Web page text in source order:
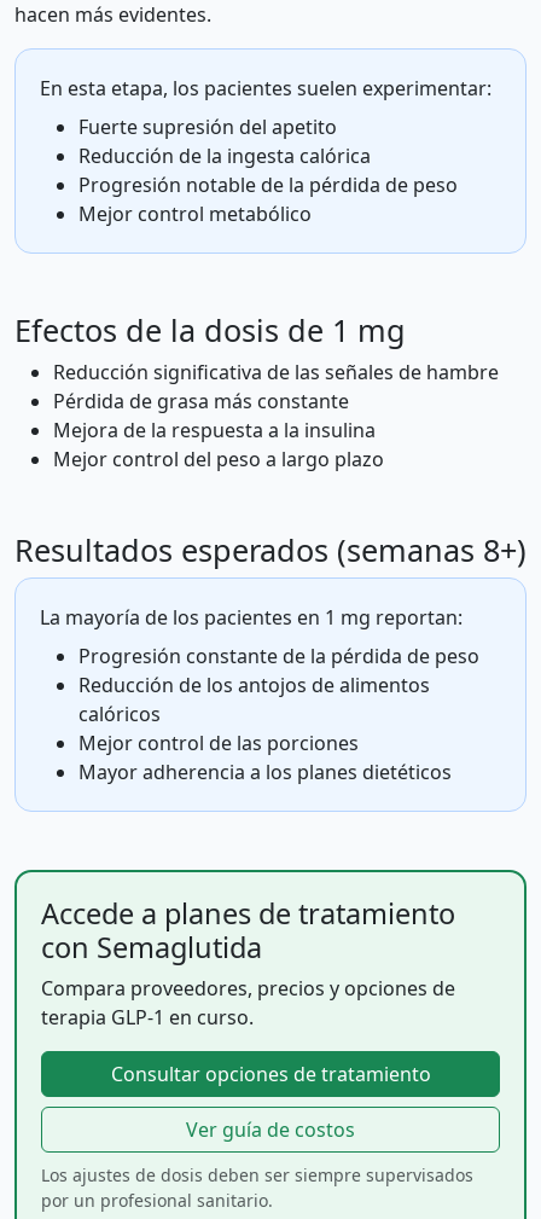
hacen más evidentes.
En esta etapa, los pacientes suelen experimentar:
Fuerte supresión del apetito
Reducción de la ingesta calórica
Progresión notable de la pérdida de peso
Mejor control metabólico
Efectos de la dosis de 1 mg
Reducción significativa de las señales de hambre
Pérdida de grasa más constante
Mejora de la respuesta a la insulina
Mejor control del peso a largo plazo
Resultados esperados (semanas 8+)
La mayoría de los pacientes en 1 mg reportan:
Progresión constante de la pérdida de peso
Reducción de los antojos de alimentos
calóricos
Mejor control de las porciones
Mayor adherencia a los planes dietéticos
Accede a planes de tratamiento
con Semaglutida
Compara proveedores, precios y opciones de
terapia GLP-1 en curso.
Consultar opciones de tratamiento
Ver guía de costos
Los ajustes de dosis deben ser siempre supervisados
por un profesional sanitario.